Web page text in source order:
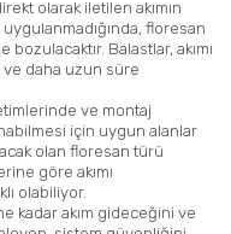
olarak iletilen akımın
uygulanmadığında, floresan
Balastlar, akımı
ve daha uzun süre
ve montaj
için uygun alanlar
olan floresan türü
göre akımı
olabiliyor.
kadar akım gideceğini ve